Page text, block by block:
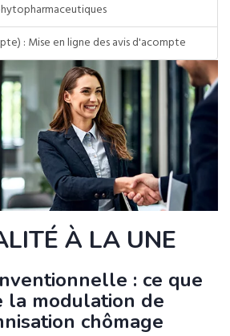
: Mise en ligne des avis d'acompte
À LA UNE
: ce que
la modulation de
chômage